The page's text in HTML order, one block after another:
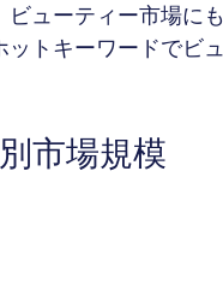
ューティー市場に
ットキーワードでビ
市場規模